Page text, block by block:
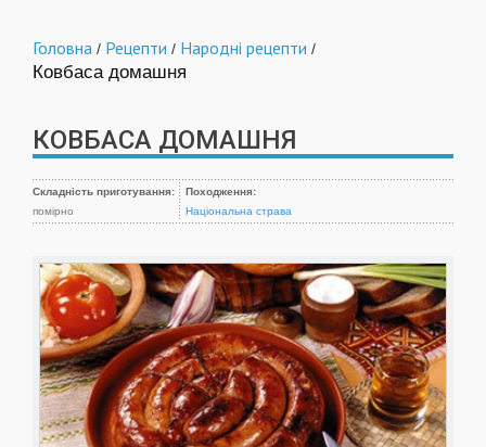
Головна / Рецепти / Народні рецепти /
Ковбаса домашня
КОВБАСА ДОМАШНЯ
Складність приготування:
помірно
Походження:
Національна страва